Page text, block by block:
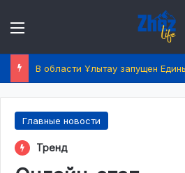
Главные новости
Тренд